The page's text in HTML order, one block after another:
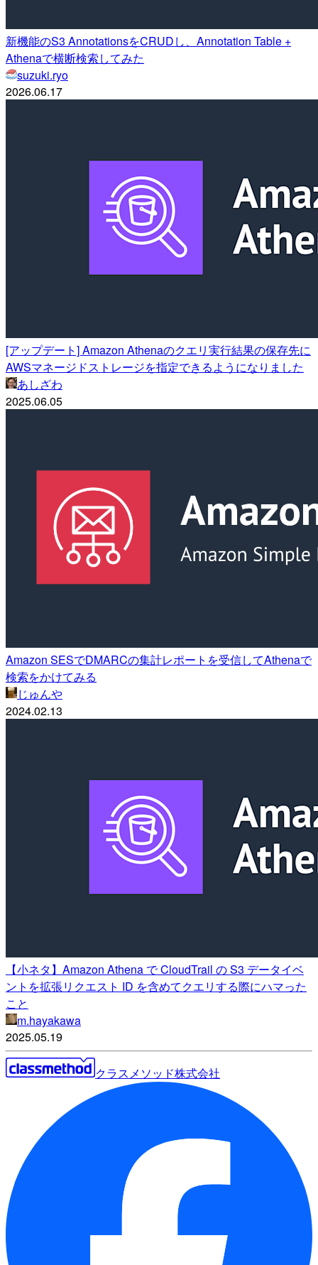
新機能のS3 AnnotationsをCRUDし、Annotation Table +
Athenaで横断検索してみた
suzuki.ryo
2026.06.17
[アップデート] Amazon Athenaのクエリ実行結果の保存先に
AWSマネージドストレージを指定できるようになりました
あしざわ
2025.06.05
Amazon SESでDMARCの集計レポートを受信してAthenaで
検索をかけてみる
じゅんや
2024.02.13
【小ネタ】Amazon Athena で CloudTrail の S3 データイベ
ントを拡張リクエスト ID を含めてクエリする際にハマった
こと
m.hayakawa
2025.05.19
クラスメソッド株式会社